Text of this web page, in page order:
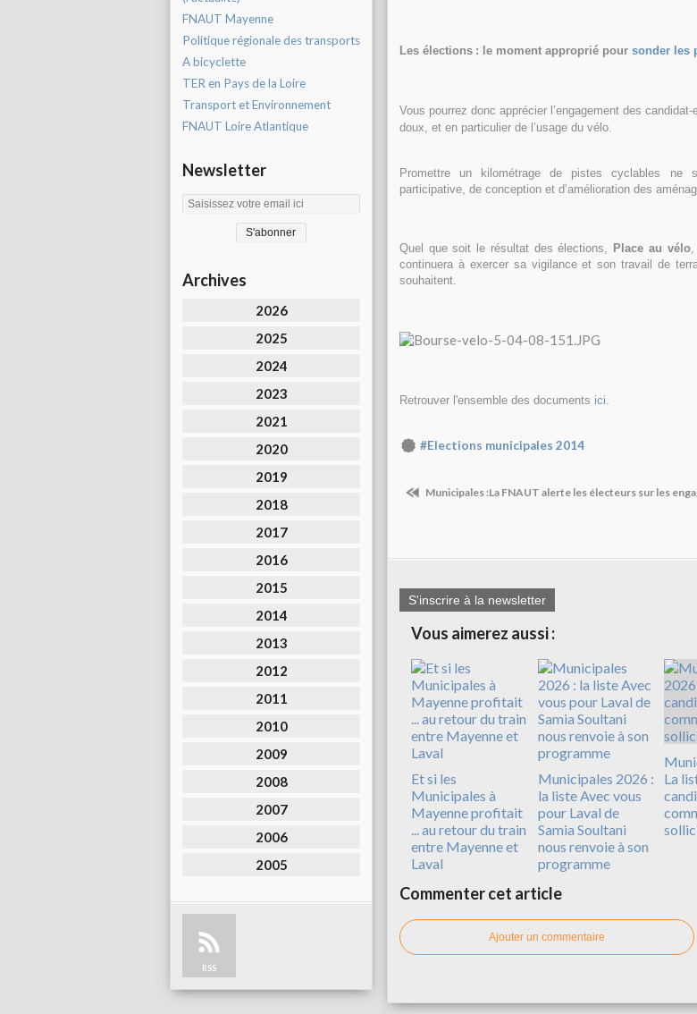
FNAUT Mayenne
Politique régionale des transports
A bicyclette
TER en Pays de la Loire
Transport et Environnement
FNAUT Loire Atlantique
Newsletter
Archives
2026
2025
2024
2023
2021
2020
2019
2018
2017
2016
2015
2014
2013
2012
2011
2010
2009
2008
2007
2006
2005
RSS
Les élections : le moment approprié pour sonder les
Vous pourrez donc apprécier l’engagement des
doux, et en particulier de l’usage du vélo.
Promettre un kilométrage de pistes cyclables ne
participative, de conception et d’amélioration des
Quel que soit le résultat des élections, Place au vélo,
continuera à exercer sa vigilance et son travail de
souhaitent.
Retrouver l'ensemble des documents ici.
#Elections municipales 2014
Municipales :La FNAUT alerte les électeurs sur les
S'inscrire à la newsletter
Vous aimerez aussi :
Et si les
Municipales à
Mayenne profitait
... au retour du train
entre Mayenne et
Laval
Municipales 2026 :
la liste Avec vous
pour Laval de
Samia Soultani
nous renvoie à son
programme
La
Commenter cet article
Ajouter un commentaire